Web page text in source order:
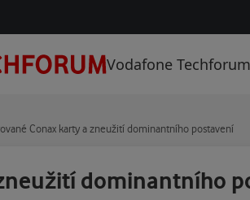
Vodafone Techforum
Conax karty a zneužití dominantního postavení
dominantního